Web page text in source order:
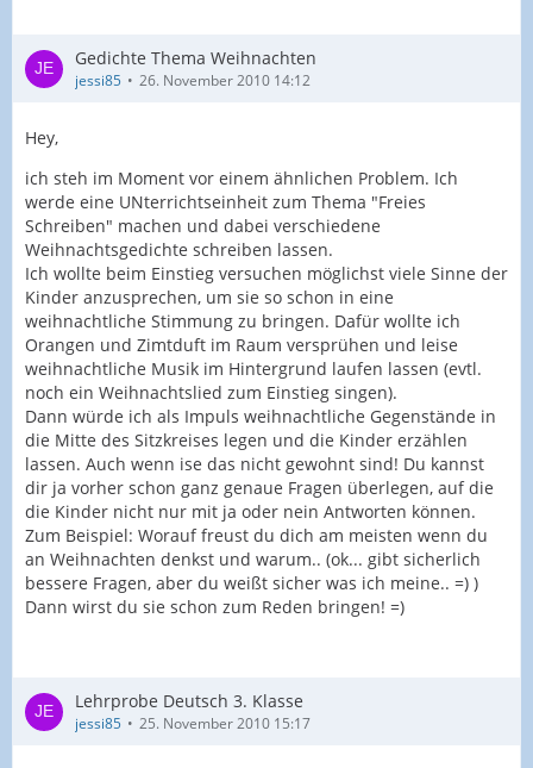
Gedichte Thema Weihnachten
jessi85 26. November 2010 14:12
Hey,
ich steh im Moment vor einem ähnlichen Problem. Ich
werde eine UNterrichtseinheit zum Thema "Freies
Schreiben" machen und dabei verschiedene
Weihnachtsgedichte schreiben lassen.
Ich wollte beim Einstieg versuchen möglichst viele Sinne der
Kinder anzusprechen, um sie so schon in eine
weihnachtliche Stimmung zu bringen. Dafür wollte ich
Orangen und Zimtduft im Raum versprühen und leise
weihnachtliche Musik im Hintergrund laufen lassen (evtl.
noch ein Weihnachtslied zum Einstieg singen).
Dann würde ich als Impuls weihnachtliche Gegenstände in
die Mitte des Sitzkreises legen und die Kinder erzählen
lassen. Auch wenn ise das nicht gewohnt sind! Du kannst
dir ja vorher schon ganz genaue Fragen überlegen, auf die
die Kinder nicht nur mit ja oder nein Antworten können.
Zum Beispiel: Worauf freust du dich am meisten wenn du
an Weihnachten denkst und warum.. (ok... gibt sicherlich
bessere Fragen, aber du weißt sicher was ich meine.. =) )
Dann wirst du sie schon zum Reden bringen! =)
Lehrprobe Deutsch 3. Klasse
jessi85 25. November 2010 15:17